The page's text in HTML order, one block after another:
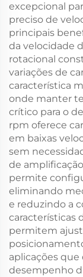
excepcional
preciso de
principais
da velocidade
rotacional
variações de
característica
onde manter
crítico para o
rpm oferece
em baixas
sem
de
permite
eliminando
e reduzindo a
características
permitem
aplicações
desempenho